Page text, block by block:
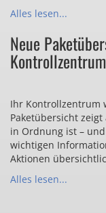
Alles lesen...
Neue
Ihr Kontrollzentrum
Paketübersicht
in Ordnung ist –
wichtigen
Aktionen
Alles lesen...